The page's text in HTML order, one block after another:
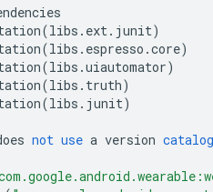
(libs . ext. junit)
(libs . espresso .core)
(libs .uiautomator)
(libs . truth)
(libs . junit)
not use a version catalog